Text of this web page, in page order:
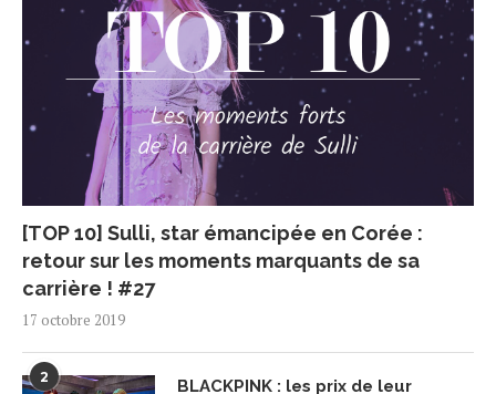
[TOP 10] Sulli, star émancipée en Corée :
retour sur les moments marquants de sa
carrière ! #27
17 octobre 2019
2
BLACKPINK : les prix de leur